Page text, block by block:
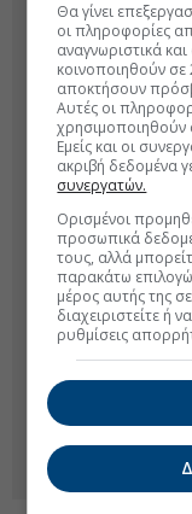
Θα γίνει
οι πληροφορίες
αναγνωριστικά
κοινοποιηθούν
αποκτήσουν
Αυτές οι
χρησιμοποιηθούν
Εμείς και οι
ακριβή δεδομένα
συνεργατών.
Ορισμένοι
προσωπικά
τους, αλλά
παρακάτω
μέρος αυτής της
διαχειριστείτε ή
ρυθμίσεις